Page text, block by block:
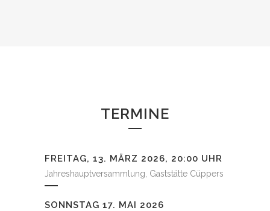
TERMINE
FREITAG, 13. MÄRZ 2026, 20:00 UHR
Jahreshauptversammlung, Gaststätte Cüppers
SONNSTAG 17. MAI 2026